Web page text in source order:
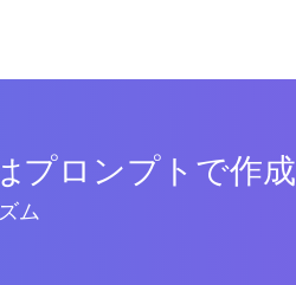
プロンプトで作成
ム